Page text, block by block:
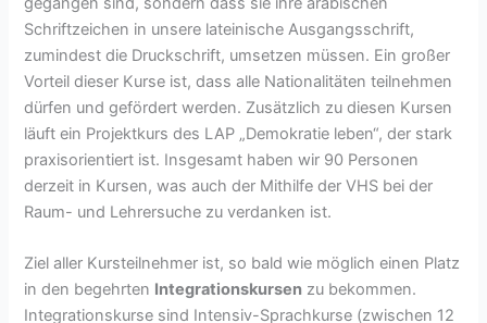
Schriftzeichen in unsere lateinische Ausgangsschrift,
zumindest die Druckschrift, umsetzen müssen. Ein großer
Vorteil dieser Kurse ist, dass alle Nationalitäten teilnehmen
dürfen und gefördert werden. Zusätzlich zu diesen Kursen
läuft ein Projektkurs des LAP „Demokratie leben“, der stark
praxisorientiert ist. Insgesamt haben wir 90 Personen
derzeit in Kursen, was auch der Mithilfe der VHS bei der
Raum- und Lehrersuche zu verdanken ist.
Ziel aller Kursteilnehmer ist, so bald wie möglich einen Platz
in den begehrten Integrationskursen zu bekommen.
Integrationskurse sind Intensiv-Sprachkurse (zwischen 12